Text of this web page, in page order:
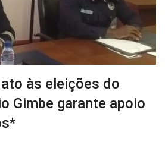
às eleições do
Gimbe garante apoio